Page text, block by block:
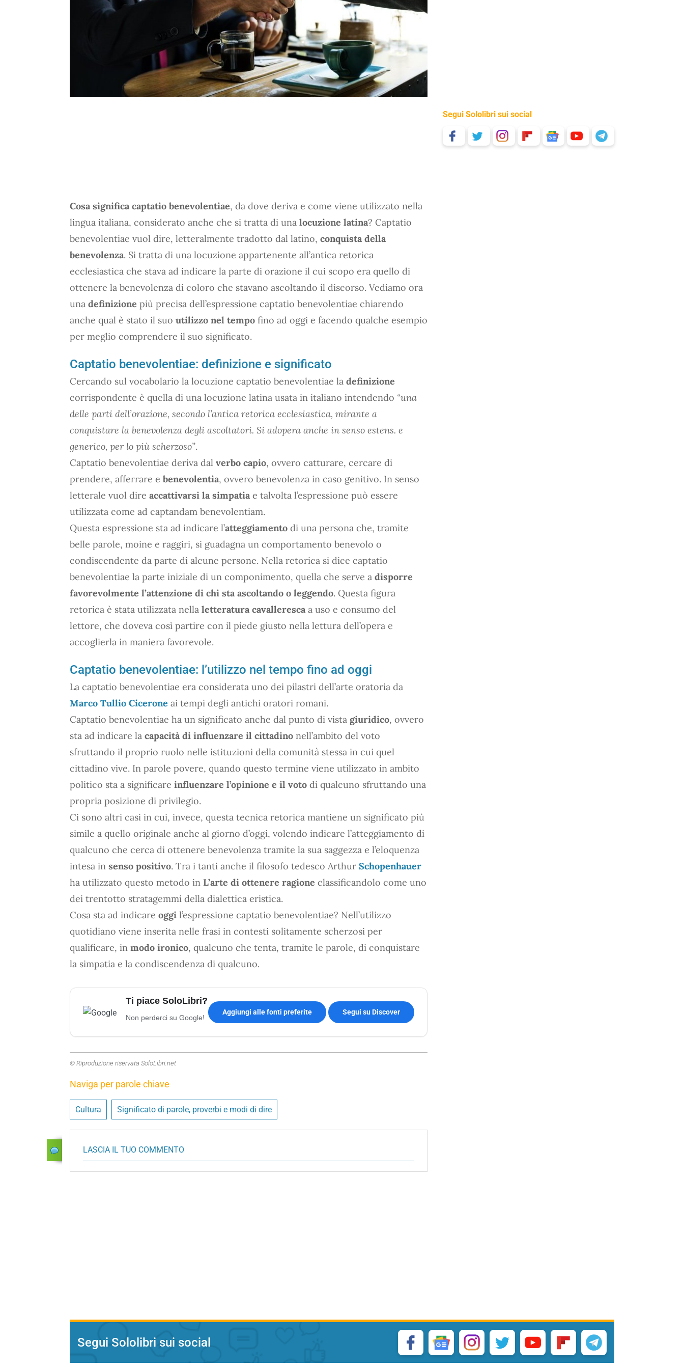
Cosa significa captatio benevolentiae, da dove deriva e come viene utilizzato nella
lingua italiana, considerato anche che si tratta di una locuzione latina? Captatio
benevolentiae vuol dire, letteralmente tradotto dal latino, conquista della
benevolenza. Si tratta di una locuzione appartenente all’antica retorica
ecclesiastica che stava ad indicare la parte di orazione il cui scopo era quello di
ottenere la benevolenza di coloro che stavano ascoltando il discorso. Vediamo ora
una definizione più precisa dell’espressione captatio benevolentiae chiarendo
anche qual è stato il suo utilizzo nel tempo fino ad oggi e facendo qualche esempio
per meglio comprendere il suo significato.
Captatio benevolentiae: definizione e significato
Cercando sul vocabolario la locuzione captatio benevolentiae la definizione
corrispondente è quella di una locuzione latina usata in italiano intendendo “una
delle parti dell’orazione, secondo l’antica retorica ecclesiastica, mirante a
conquistare la benevolenza degli ascoltatori. Si adopera anche in senso estens. e
generico, per lo più scherzoso”.
Captatio benevolentiae deriva dal verbo capio, ovvero catturare, cercare di
prendere, afferrare e benevolentia, ovvero benevolenza in caso genitivo. In senso
letterale vuol dire accattivarsi la simpatia e talvolta l’espressione può essere
utilizzata come ad captandam benevolentiam.
Questa espressione sta ad indicare l’atteggiamento di una persona che, tramite
belle parole, moine e raggiri, si guadagna un comportamento benevolo o
condiscendente da parte di alcune persone. Nella retorica si dice captatio
benevolentiae la parte iniziale di un componimento, quella che serve a disporre
favorevolmente l’attenzione di chi sta ascoltando o leggendo. Questa figura
retorica è stata utilizzata nella letteratura cavalleresca a uso e consumo del
lettore, che doveva così partire con il piede giusto nella lettura dell’opera e
accoglierla in maniera favorevole.
Captatio benevolentiae: l’utilizzo nel tempo fino ad oggi
La captatio benevolentiae era considerata uno dei pilastri dell’arte oratoria da
Marco Tullio Cicerone ai tempi degli antichi oratori romani.
Captatio benevolentiae ha un significato anche dal punto di vista giuridico, ovvero
sta ad indicare la capacità di influenzare il cittadino nell’ambito del voto
sfruttando il proprio ruolo nelle istituzioni della comunità stessa in cui quel
cittadino vive. In parole povere, quando questo termine viene utilizzato in ambito
politico sta a significare influenzare l’opinione e il voto di qualcuno sfruttando una
propria posizione di privilegio.
Ci sono altri casi in cui, invece, questa tecnica retorica mantiene un significato più
simile a quello originale anche al giorno d’oggi, volendo indicare l’atteggiamento di
qualcuno che cerca di ottenere benevolenza tramite la sua saggezza e l’eloquenza
intesa in senso positivo. Tra i tanti anche il filosofo tedesco Arthur Schopenhauer
ha utilizzato questo metodo in L’arte di ottenere ragione classificandolo come uno
dei trentotto stratagemmi della dialettica eristica.
Cosa sta ad indicare oggi l’espressione captatio benevolentiae? Nell’utilizzo
quotidiano viene inserita nelle frasi in contesti solitamente scherzosi per
qualificare, in modo ironico, qualcuno che tenta, tramite le parole, di conquistare
la simpatia e la condiscendenza di qualcuno.
Ti piace SoloLibri?
Non perderci su Google!
Aggiungi alle fonti preferite Segui su Discover
© Riproduzione riservata SoloLibri.net
Naviga per parole chiave
Cultura Significato di parole, proverbi e modi di dire
LASCIA IL TUO COMMENTO
Segui Sololibri sui social
Segui Sololibri sui social